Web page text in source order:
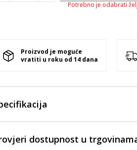
Potrebno je odabrati
Proizvod je moguće
vratiti u roku od 14 dana
dostupnost u